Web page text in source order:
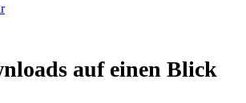
auf einen Blick